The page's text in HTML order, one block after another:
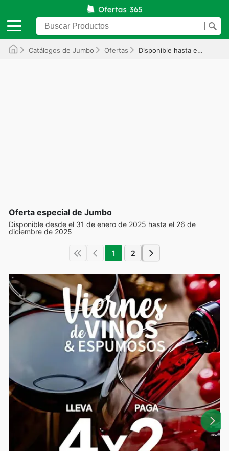
Catálogos de Jumbo Ofertas Disponible hasta el 26/12/2025
Oferta especial de Jumbo
Disponible desde el 31 de enero de 2025 hasta el 26 de
diciembre de 2025
1 2